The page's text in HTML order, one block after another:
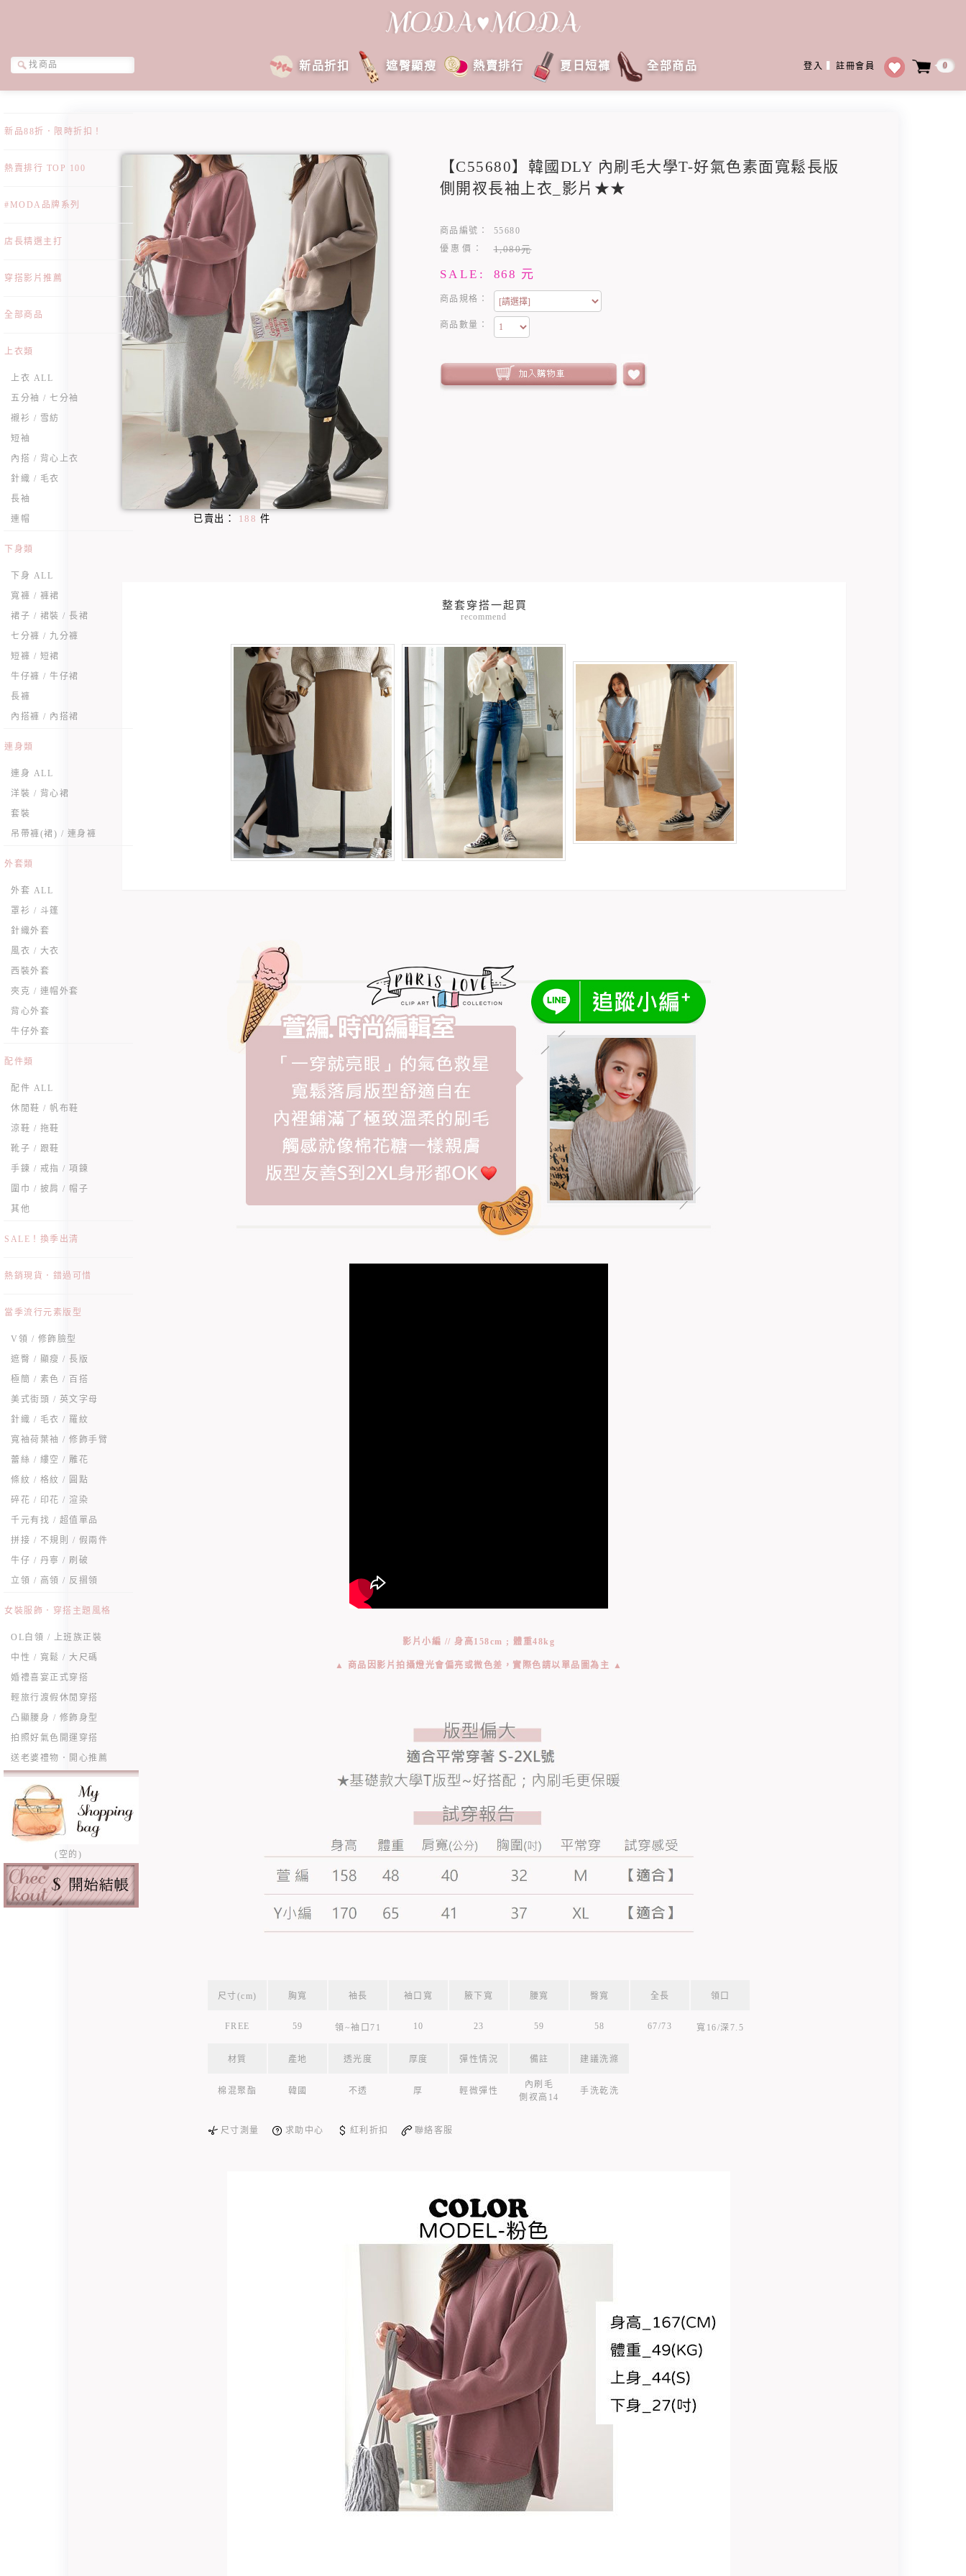
登入 註冊會員 0
新品折扣 遮臀顯瘦 熱賣排行 夏日短褲 全部商品
新品88折．限時折扣！
熱賣排行 TOP 100
#MODA品牌系列
店長精選主打
穿搭影片推薦
全部商品
上衣類
上衣 ALL
五分袖 / 七分袖
襯衫 / 雪紡
短袖
內搭 / 背心上衣
針織 / 毛衣
長袖
連帽
下身類
下身 ALL
寬褲 / 褲裙
裙子 / 裙裝 / 長裙
七分褲 / 九分褲
短褲 / 短裙
牛仔褲 / 牛仔裙
長褲
內搭褲 / 內搭裙
連身類
連身 ALL
洋裝 / 背心裙
套裝
吊帶褲(裙) / 連身褲
外套類
外套 ALL
罩衫 / 斗篷
針織外套
風衣 / 大衣
西裝外套
夾克 / 連帽外套
背心外套
牛仔外套
配件類
配件 ALL
休閒鞋 / 帆布鞋
涼鞋 / 拖鞋
靴子 / 跟鞋
手鍊 / 戒指 / 項鍊
圍巾 / 披肩 / 帽子
其他
SALE！換季出清
熱銷現貨．錯過可惜
當季流行元素版型
V領 / 修飾臉型
遮臀 / 顯瘦 / 長版
極簡 / 素色 / 百搭
美式街頭 / 英文字母
針織 / 毛衣 / 羅紋
寬袖荷葉袖 / 修飾手臂
蕾絲 / 縷空 / 雕花
條紋 / 格紋 / 圓點
碎花 / 印花 / 渲染
千元有找 / 超值單品
拼接 / 不規則 / 假兩件
牛仔 / 丹寧 / 刷破
立領 / 高領 / 反摺領
女裝服飾．穿搭主題風格
OL白領 / 上班族正裝
中性 / 寬鬆 / 大尺碼
婚禮喜宴正式穿搭
輕旅行渡假休閒穿搭
凸顯腰身 / 修飾身型
拍照好氣色開運穿搭
送老婆禮物．開心推薦
(空的)
已賣出： 188 件
【C55680】韓國DLY 內刷毛大學T-好氣色素面寬鬆長版
側開衩長袖上衣_影片★★
商品編號：
55680
優惠價：
1,080元
SALE: 868 元
商品規格：
商品數量：
recommend
影片小編 // 身高158cm ; 體重48kg
▲ 商品因影片拍攝燈光會偏亮或微色差，實際色請以單品圖為主 ▲
尺寸(cm) 胸寬 袖長 袖口寬 腋下寬 腰寬 臀寬 全長 領口
FREE 59 領~袖口71 10 23 59 58 67/73 寬16/深7.5
材質 產地 透光度 厚度 彈性情況 備註 建議洗滌
棉混聚酯 韓國 不透 厚 輕微彈性
內刷毛
側衩高14
手洗乾洗
尺寸測量 求助中心 紅利折扣 聯絡客服